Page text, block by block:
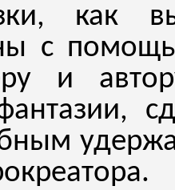
как
с
и